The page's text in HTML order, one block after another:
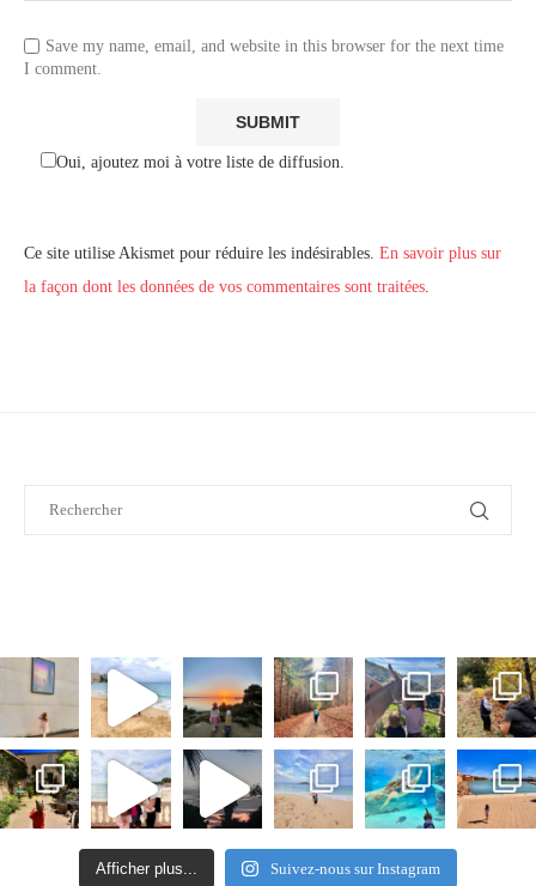
Save my name, email, and website in this browser for the next time
I comment.
Oui, ajoutez moi à votre liste de diffusion.
Ce site utilise Akismet pour réduire les indésirables. En savoir plus sur
la façon dont les données de vos commentaires sont traitées.
Afficher plus... Suivez-nous sur Instagram